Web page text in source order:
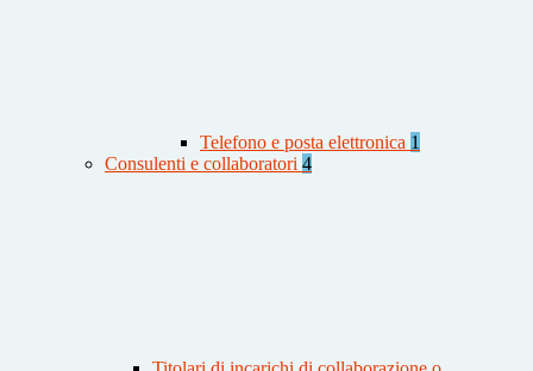
Telefono e posta elettronica 1
Consulenti e collaboratori 4